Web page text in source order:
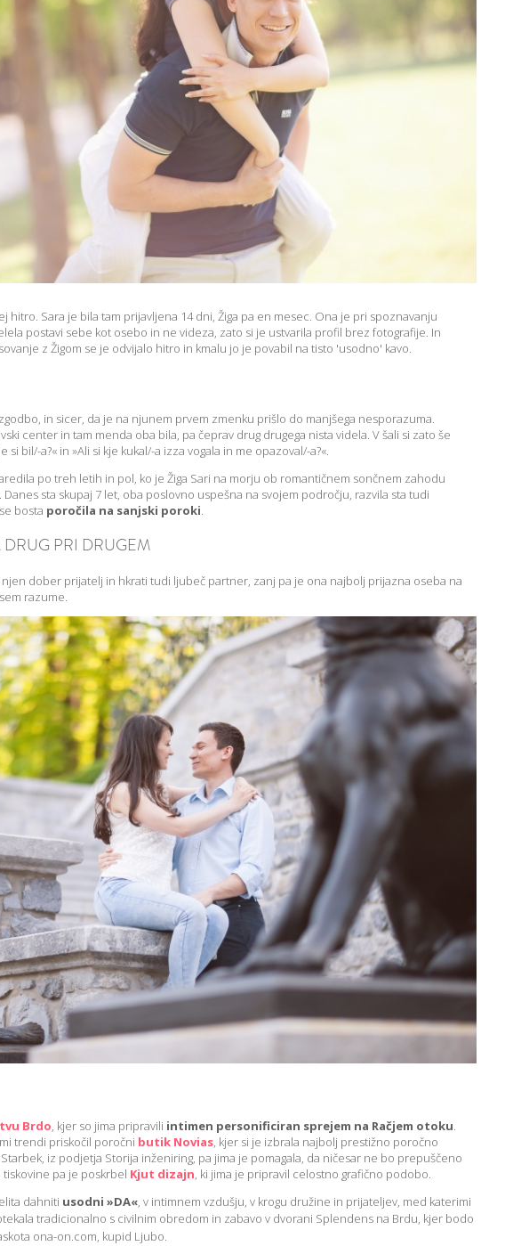
hitro. Sara je bila tam prijavljena 14 dni, Žiga pa en mesec. Ona je pri spoznavanju
postavi sebe kot osebo in ne videza, zato si je ustvarila profil brez fotografije. In
z Žigom se je odvijalo hitro in kmalu jo je povabil na tisto 'usodno' kavo.
in sicer, da je na njunem prvem zmenku prišlo do manjšega nesporazuma.
center in tam menda oba bila, pa čeprav drug drugega nista videla. V šali si zato še
si bil/-a?« in »Ali si kje kukal/-a izza vogala in me opazoval/-a?«.
po treh letih in pol, ko je Žiga Sari na morju ob romantičnem sončnem zahodu
. Danes sta skupaj 7 let, oba poslovno uspešna na svojem področju, razvila sta tudi
bosta poročila na sanjski poroki.
PRI DRUGEM
njen dober prijatelj in hkrati tudi ljubeč partner, zanj pa je ona najbolj prijazna oseba na
razume.
Brdo, kjer so jima pripravili intimen personificiran sprejem na Račjem otoku.
trendi priskočil poročni butik Novias, kjer si je izbrala najbolj prestižno poročno
iz podjetja Storija inženiring, pa jima je pomagala, da ničesar ne bo prepuščeno
pa je poskrbel Kjut dizajn, ki jima je pripravil celostno grafično podobo.
dahniti usodni »DA«, v intimnem vzdušju, v krogu družine in prijateljev, med katerimi
tradicionalno s civilnim obredom in zabavo v dvorani Splendens na Brdu, kjer bodo
ona-on.com, kupid Ljubo.